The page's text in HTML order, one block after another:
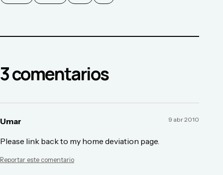
3comentarios
Umar 9 abr 2010
Please link back to my home deviation page.
Reportar este comentario